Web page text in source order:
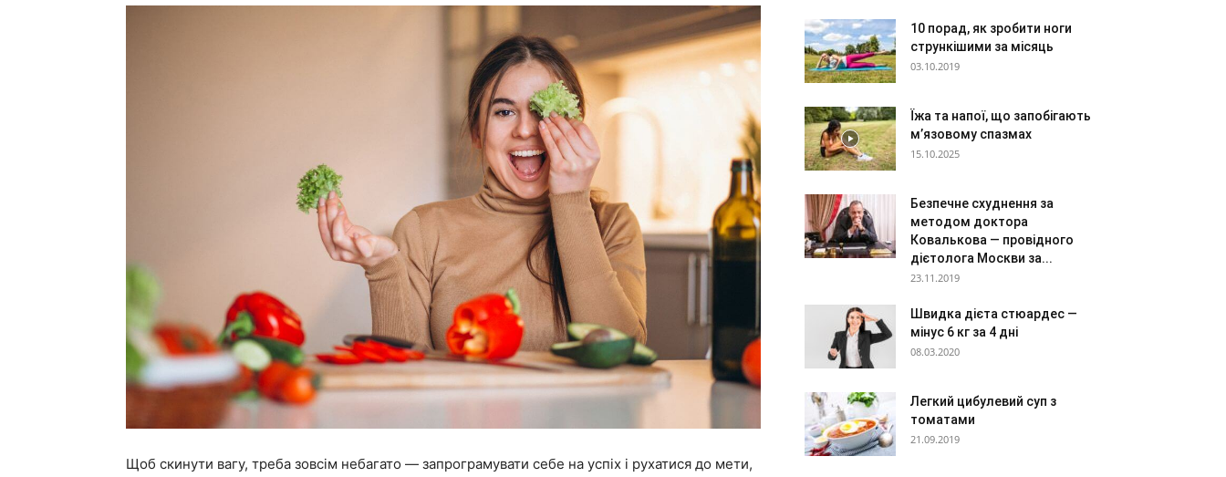
Щоб скинути вагу, треба зовсім небагато — запрограмувати себе на успіх і рухатися до мети,
10 порад, як зробити ноги
стрункішими за місяць
03.10.2019
Їжа та напої, що запобігають
м’язовому спазмах
15.10.2025
Безпечне схуднення за
методом доктора
Ковалькова — провідного
дієтолога Москви за...
23.11.2019
Швидка дієта стюардес —
мінус 6 кг за 4 дні
08.03.2020
Легкий цибулевий суп з
томатами
21.09.2019